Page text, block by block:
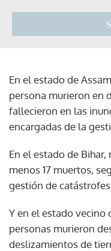
En el estado de
persona murieron en
fallecieron en las
encargadas de la
En el estado de
menos 17 muertos,
gestión de
Y en el estado vecino
personas murieron
deslizamientos de